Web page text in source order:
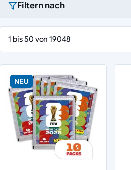
Filtern nach
1 bis 50 von 19048
NEU